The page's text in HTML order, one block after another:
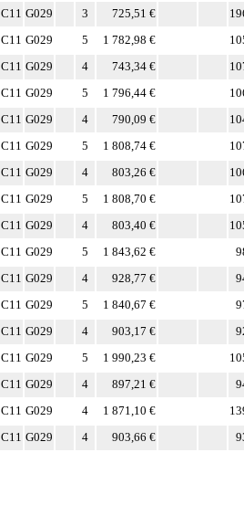
C11 G029 3 725,51 €
C11 G029 5 1 782,98 €
C11 G029 4 743,34 €
C11 G029 5 1 796,44 €
C11 G029 4 790,09 €
C11 G029 5 1 808,74 €
C11 G029 4 803,26 €
C11 G029 5 1 808,70 €
C11 G029 4 803,40 €
C11 G029 5 1 843,62 €
C11 G029 4 928,77 €
C11 G029 5 1 840,67 €
C11 G029 4 903,17 €
C11 G029 5 1 990,23 €
C11 G029 4 897,21 €
C11 G029 4 1 871,10 €
C11 G029 4 903,66 €